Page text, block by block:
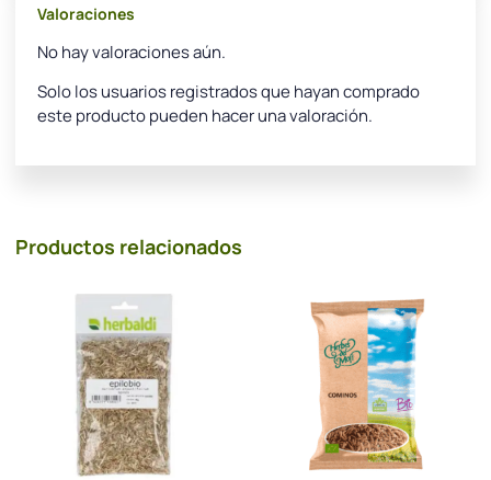
Valoraciones
No hay valoraciones aún.
Solo los usuarios registrados que hayan comprado
este producto pueden hacer una valoración.
Productos relacionados